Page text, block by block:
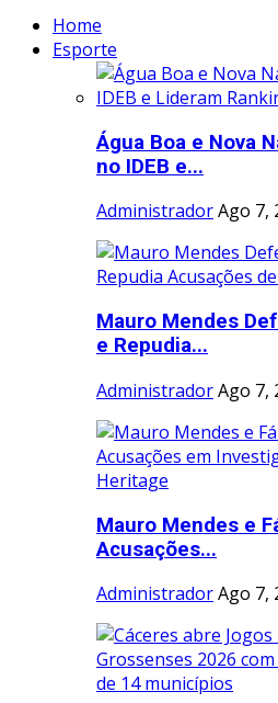
Home
Esporte
Água Boa e Nova
no IDEB e...
AdministradorAgo 7,
Mauro Mendes
e Repudia...
AdministradorAgo 7,
Mauro Mendes e
Acusações...
AdministradorAgo 7,